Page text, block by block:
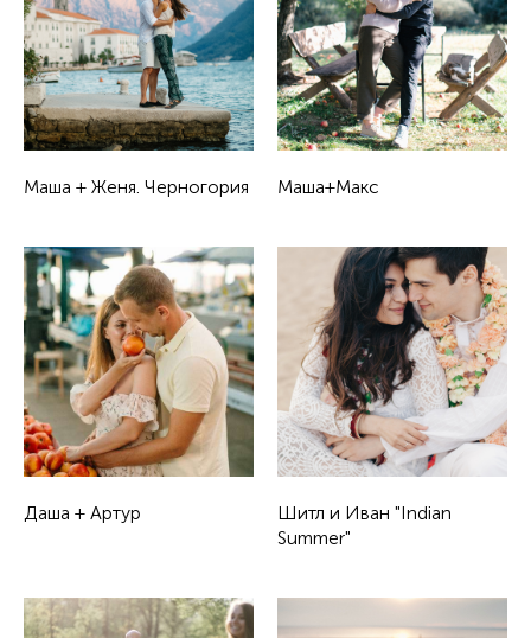
Маша + Женя. Черногория Маша+Макс
Даша + Артур
Шитл и Иван "Indian
Summer"